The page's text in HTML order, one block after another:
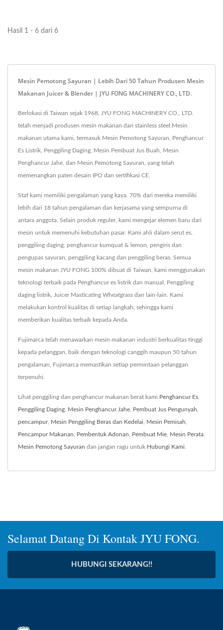
Hasil 1 - 6 dari 6
Mesin Pemotong Sayuran | Lebih Dari 50 Tahun Produsen Mesin
Makanan Juicer & Blender | JYU FONG MACHINERY CO., LTD.
Berlokasi di Taiwan sejak 1968, JYU FONG MACHINERY CO., LTD.
telah menjadi produsen mesin makanan dari stainless steel.Mesin
makanan utama kami, termasuk Mesin Pemotong Sayuran, Penghancur
Es Listrik, Penggiling Daging, Mesin Pembuat Jus Buah, Mesin
Penghancur Jahe, dan Mesin Pemotong Sayuran, yang telah
memenangkan paten desain IPO dan sertifikasi CE.
Staf kami memiliki pengalaman yang kaya. 70% dari mereka memiliki
lebih dari 18 tahun pengalaman dan kerjasama yang sempurna di
antara anggota. Selain produk reguler, kami mengejar elemen baru dari
mesin untuk memenuhi kebutuhan pasar. Kami ahli dalam serut es,
penggiling daging, penghancur kumquat & lemon, pengiris dan
pengupas sayuran, penggiling kacang dan penggiling beras. Semua
mesin makanan JYU FONG 100% dibuat di Taiwan, kami menggunakan
teknologi terbaik pada Penghancur es listrik dan manual, Penggiling
daging listrik, Juicer Masticating Wheatgrass dan lain-lain. Kami
melakukan kontrol kualitas di setiap langkah, sehingga kami
memberikan kualitas terbaik kepada Anda.
Fujimarca telah menawarkan mesin makanan industri berkualitas tinggi
kepada pelanggan, baik dengan teknologi canggih maupun 50 tahun
pengalaman, Fujimarca memastikan setiap permintaan pelanggan
terpenuhi.
Lihat penggiling dan penghancur makanan berat kami Penghancur Es
Penggiling Daging Mesin Penghancur Jahe Pembuat Jus Pengunyah
pencampur, Mesin Penggiling Beras dan Kedelai Mesin Pemisah
Pencampur Makanan Pembentuk Adonan Pembuat Mie Mesin Perata
Mesin Pemotong Sayuran dan jangan ragu untuk Hubungi Kami
Selamat Datang Di Kontak JYU FONG.
HUBUNGI SEKARANG!!